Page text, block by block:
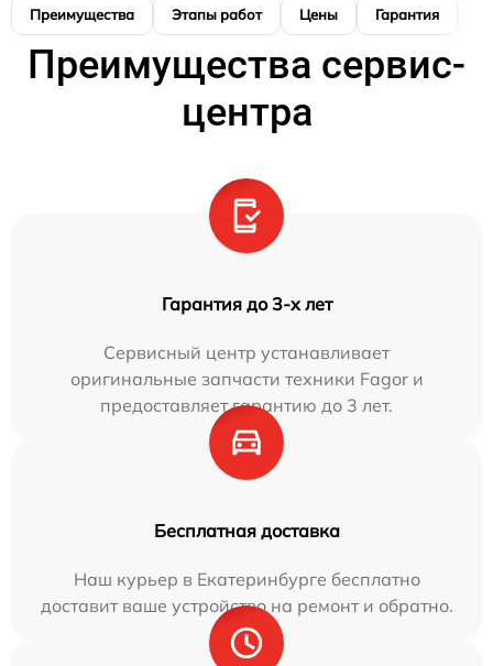
Преимущества Этапы работ Цены Гарантия
Преимущества сервис-
центра
Гарантия до 3-х лет
Сервисный центр устанавливает
оригинальные запчасти техники Fagor и
предоставляет гарантию до 3 лет.
Бесплатная доставка
Наш курьер в Екатеринбурге бесплатно
доставит ваше устройство на ремонт и обратно.